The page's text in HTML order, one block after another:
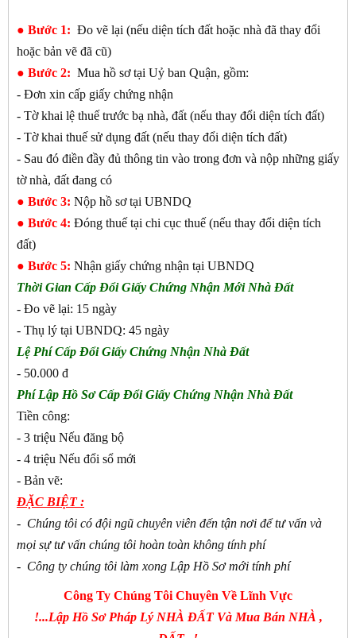
● Bước 1: Đo vẽ lại (nếu diện tích đất hoặc nhà đã thay đổi
hoặc bản vẽ đã cũ)
● Bước 2: Mua hồ sơ tại Uỷ ban Quận, gồm:
- Đơn xin cấp giấy chứng nhận
- Tờ khai lệ thuế trước bạ nhà, đất (nếu thay đổi diện tích đất)
- Tờ khai thuế sử dụng đất (nếu thay đổi diện tích đất)
- Sau đó điền đầy đủ thông tin vào trong đơn và nộp những giấy
tờ nhà, đất đang có
● Bước 3: Nộp hồ sơ tại UBNDQ
● Bước 4: Đóng thuế tại chi cục thuế (nếu thay đổi diện tích
đất)
● Bước 5: Nhận giấy chứng nhận tại UBNDQ
Thời Gian Cấp Đổi Giấy Chứng Nhận Mới Nhà Đất
- Đo vẽ lại: 15 ngày
- Thụ lý tại UBNDQ: 45 ngày
Lệ Phí Cấp Đổi Giấy Chứng Nhận Nhà Đất
- 50.000 đ
Phí Lập Hồ Sơ Cấp Đổi Giấy Chứng Nhận Nhà Đất
Tiền công:
- 3 triệu Nếu đăng bộ
- 4 triệu Nếu đổi sổ mới
- Bản vẽ:
ĐẶC BIỆT :
- Chúng tôi có đội ngũ chuyên viên đến tận nơi để tư vấn và
mọi sự tư vấn chúng tôi hoàn toàn không tính phí
- Công ty chúng tôi làm xong Lập Hồ Sơ mới tính phí
Công Ty Chúng Tôi Chuyên Về Lĩnh Vực
!...Lập Hồ Sơ Pháp Lý NHÀ ĐẤT Và Mua Bán NHÀ ,